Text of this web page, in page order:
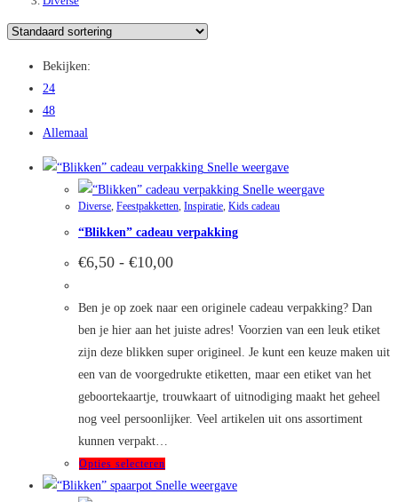
Bekijken:
24
48
Allemaal
Snelle weergave
Snelle weergave
Diverse, Feestpakketten, Inspiratie, Kids cadeau
“Blikken” cadeau verpakking
€6,50 - €10,00Prijsklasse:
€10,00
Ben je op zoek naar een originele cadeau verpakking? Dan
ben je hier aan het juiste adres! Voorzien van een leuk etiket
zijn deze blikken super origineel. Je kunt een keuze maken uit
een van de voorgedrukte etiketten, maar een etiket van het
geboortekaartje, trouwkaart of uitnodiging maakt het geheel
nog veel persoonlijker. Veel artikelen uit ons assortiment
kunnen verpakt…
Opties selecteren
product
Snelle weergave